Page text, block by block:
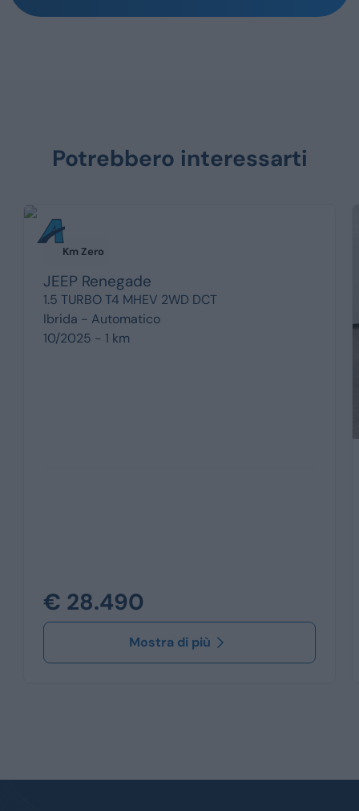
Potrebbero interessarti
Km Zero
JEEP Renegade
1.5 TURBO T4 MHEV 2WD DCT
Ibrida - Automatico
10/2025 - 1 km
€ 28.490
Mostra di più